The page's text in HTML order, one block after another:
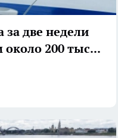
две недели
200 тысяч